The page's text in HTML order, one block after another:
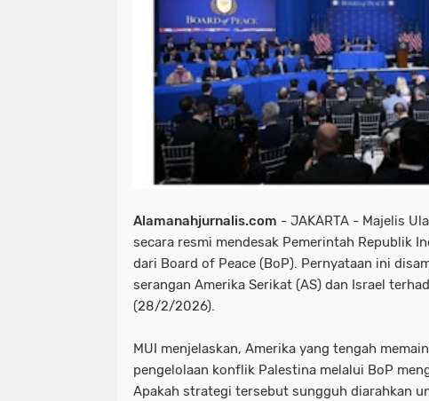
Alamanahjurnalis.com - JAKARTA - Majelis
secara resmi mendesak Pemerintah Republik
dari Board of Peace (BoP). Pernyataan ini
serangan Amerika Serikat (AS) dan Israel
(28/2/2026).
MUI menjelaskan, Amerika yang tengah
pengelolaan konflik Palestina melalui BoP
Apakah strategi tersebut sungguh diarahkan